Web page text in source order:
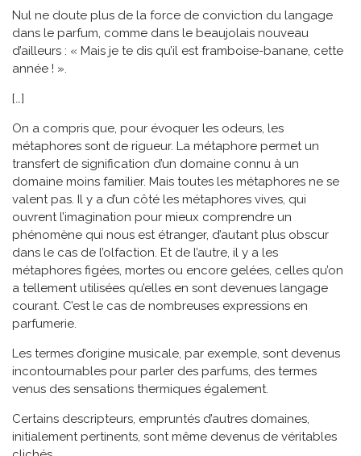
Nul ne doute plus de la force de conviction du langage
dans le parfum, comme dans le beaujolais nouveau
d’ailleurs : « Mais je te dis qu’il est framboise-banane, cette
année ! ».
[…]
On a compris que, pour évoquer les odeurs, les
métaphores sont de rigueur. La métaphore permet un
transfert de signification d’un domaine connu à un
domaine moins familier. Mais toutes les métaphores ne se
valent pas. Il y a d’un côté les métaphores vives, qui
ouvrent l’imagination pour mieux comprendre un
phénomène qui nous est étranger, d’autant plus obscur
dans le cas de l’olfaction. Et de l’autre, il y a les
métaphores figées, mortes ou encore gelées, celles qu’on
a tellement utilisées qu’elles en sont devenues langage
courant. C’est le cas de nombreuses expressions en
parfumerie.
Les termes d’origine musicale, par exemple, sont devenus
incontournables pour parler des parfums, des termes
venus des sensations thermiques également.
Certains descripteurs, empruntés d’autres domaines,
initialement pertinents, sont même devenus de véritables